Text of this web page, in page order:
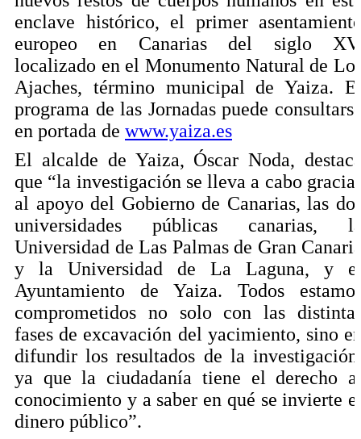
enclave histórico, el primer
europeo en Canarias del siglo
localizado en el Monumento Natural de
Ajaches, término municipal de Yaiza.
programa de las Jornadas puede
en portada de www.yaiza.es
El alcalde de Yaiza, Óscar Noda,
que “la investigación se lleva a cabo
al apoyo del Gobierno de Canarias, las
universidades públicas canarias,
Universidad de Las Palmas de Gran
y la Universidad de La Laguna, y
Ayuntamiento de Yaiza. Todos
comprometidos no solo con las
fases de excavación del yacimiento, sino
difundir los resultados de la
ya que la ciudadanía tiene el derecho
conocimiento y a saber en qué se invierte
dinero público”.